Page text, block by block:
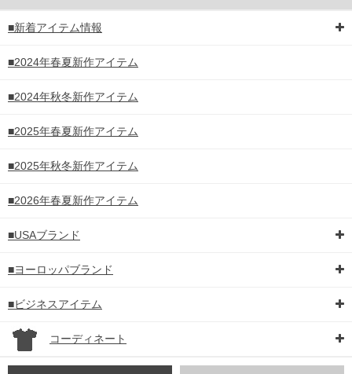
■新着アイテム情報
■2024年春夏新作アイテム
■2024年秋冬新作アイテム
■2025年春夏新作アイテム
■2025年秋冬新作アイテム
■2026年春夏新作アイテム
■USAブランド
■ヨーロッパブランド
■ビジネスアイテム
コーディネート